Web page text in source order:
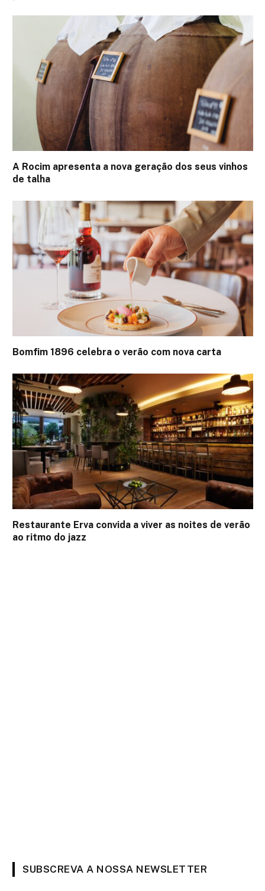
A Rocim apresenta a nova geração dos seus vinhos
de talha
Bomfim 1896 celebra o verão com nova carta
Restaurante Erva convida a viver as noites de verão
ao ritmo do jazz
SUBSCREVA A NOSSA NEWSLETTER